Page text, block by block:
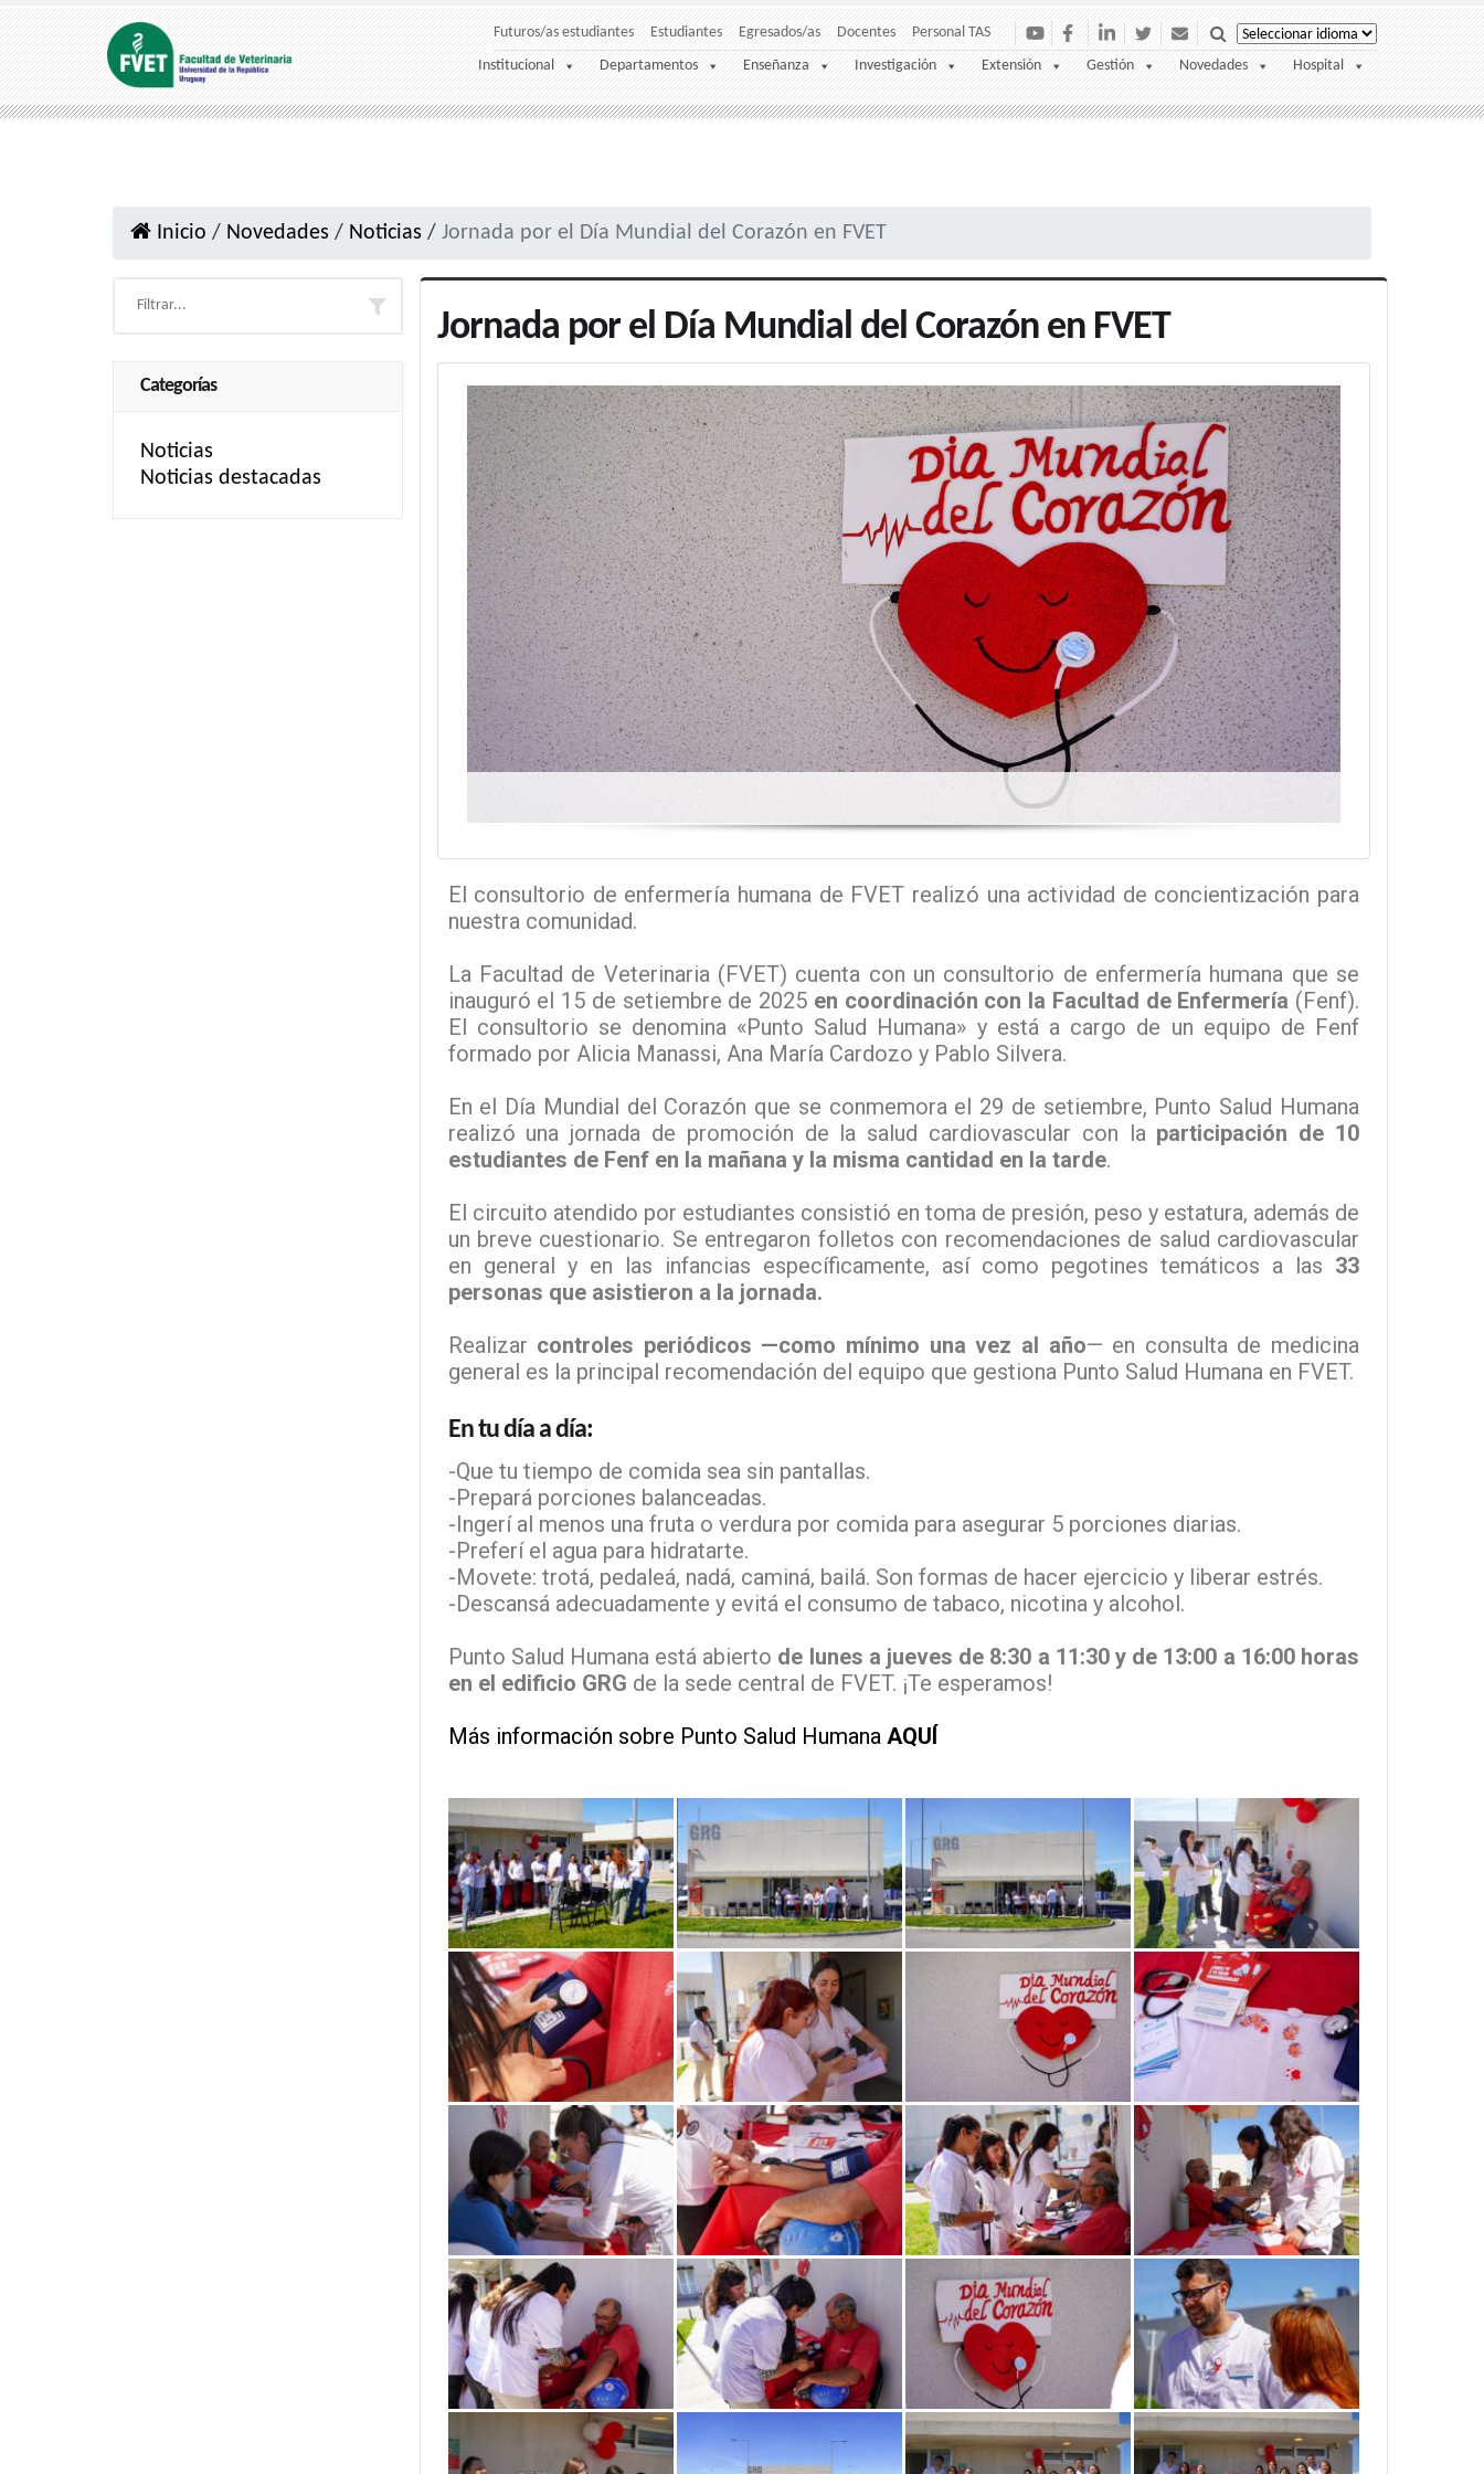
Futuros/as estudiantes Estudiantes Egresados/as Docentes Personal TAS
Institucional Departamentos Enseñanza Investigación Extensión Gestión Novedades Hospital
Inicio / Novedades / Noticias / Jornada por el Día Mundial del Corazón en FVET
Categorías
Noticias
Noticias destacadas
Jornada por el Día Mundial del Corazón en FVET
El consultorio de enfermería humana de FVET realizó una actividad de concientización para
nuestra comunidad.
La Facultad de Veterinaria (FVET) cuenta con un consultorio de enfermería humana que se
inauguró el 15 de setiembre de 2025 en coordinación con la Facultad de Enfermería (Fenf).
El consultorio se denomina «Punto Salud Humana» y está a cargo de un equipo de Fenf
formado por Alicia Manassi, Ana María Cardozo y Pablo Silvera.
En el Día Mundial del Corazón que se conmemora el 29 de setiembre, Punto Salud Humana
realizó una jornada de promoción de la salud cardiovascular con la participación de 10
estudiantes de Fenf en la mañana y la misma cantidad en la tarde.
El circuito atendido por estudiantes consistió en toma de presión, peso y estatura, además de
un breve cuestionario. Se entregaron folletos con recomendaciones de salud cardiovascular
en general y en las infancias específicamente, así como pegotines temáticos a las 33
personas que asistieron a la jornada.
Realizar controles periódicos —como mínimo una vez al año— en consulta de medicina
general es la principal recomendación del equipo que gestiona Punto Salud Humana en FVET.
En tu día a día:
-Que tu tiempo de comida sea sin pantallas.
-Prepará porciones balanceadas.
-Ingerí al menos una fruta o verdura por comida para asegurar 5 porciones diarias.
-Preferí el agua para hidratarte.
-Movete: trotá, pedaleá, nadá, caminá, bailá. Son formas de hacer ejercicio y liberar estrés.
-Descansá adecuadamente y evitá el consumo de tabaco, nicotina y alcohol.
Punto Salud Humana está abierto de lunes a jueves de 8:30 a 11:30 y de 13:00 a 16:00 horas
en el edificio GRG de la sede central de FVET. ¡Te esperamos!
Más información sobre Punto Salud Humana AQUÍ